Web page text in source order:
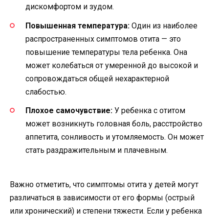
дискомфортом и зудом.
Повышенная температура: Один из наиболее
распространенных симптомов отита — это
повышение температуры тела ребенка. Она
может колебаться от умеренной до высокой и
сопровождаться общей нехарактерной
слабостью.
Плохое самочувствие: У ребенка с отитом
может возникнуть головная боль, расстройство
аппетита, сонливость и утомляемость. Он может
стать раздражительным и плачевным.
Важно отметить, что симптомы отита у детей могут
различаться в зависимости от его формы (острый
или хронический) и степени тяжести. Если у ребенка